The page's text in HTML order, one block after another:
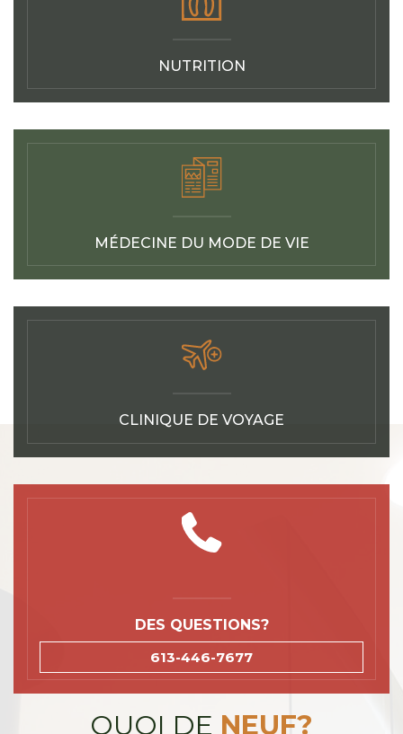
NUTRITION
MÉDECINE DU MODE DE VIE
CLINIQUE DE VOYAGE
DES QUESTIONS?
613-446-7677
QUOI DE NEUF?